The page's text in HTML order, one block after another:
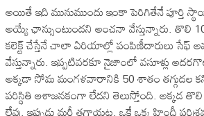
అయితే ఇది మునుముందు ఇంకా పెరిగితేనే పూర్తి
అయ్యే ఛాన్సుంటుంద‌ని అంచ‌నా వేస్తున్నారు. తొలి
క‌లెక్ట్ చేస్తేనే చాలా ఏరియాల్లో పంపిణీదారులు సేఫ్
వేస్తున్నారు. ఇప్ప‌టివ‌ర‌కూ నైజాంలో వ‌సూళ్లు
అక్క‌డా సోమ మంగ‌ళ‌వారానికి 50 శాతం త‌గ్గుద‌ల
ప‌రిస్థితి ఆశాజ‌న‌కంగా లేద‌ని తెలుస్తోంది. అక్క‌డ తొలి